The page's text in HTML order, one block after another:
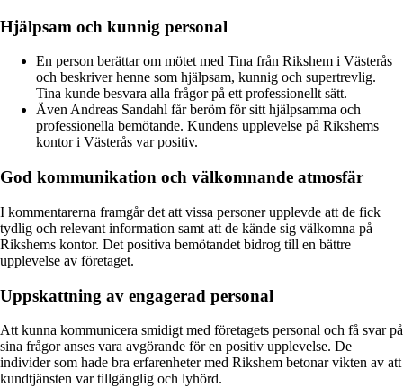
Hjälpsam och kunnig personal
En person berättar om mötet med Tina från Rikshem i Västerås
och beskriver henne som hjälpsam, kunnig och supertrevlig.
Tina kunde besvara alla frågor på ett professionellt sätt.
Även Andreas Sandahl får beröm för sitt hjälpsamma och
professionella bemötande. Kundens upplevelse på Rikshems
kontor i Västerås var positiv.
God kommunikation och välkomnande atmosfär
I kommentarerna framgår det att vissa personer upplevde att de fick
tydlig och relevant information samt att de kände sig välkomna på
Rikshems kontor. Det positiva bemötandet bidrog till en bättre
upplevelse av företaget.
Uppskattning av engagerad personal
Att kunna kommunicera smidigt med företagets personal och få svar på
sina frågor anses vara avgörande för en positiv upplevelse. De
individer som hade bra erfarenheter med Rikshem betonar vikten av att
kundtjänsten var tillgänglig och lyhörd.